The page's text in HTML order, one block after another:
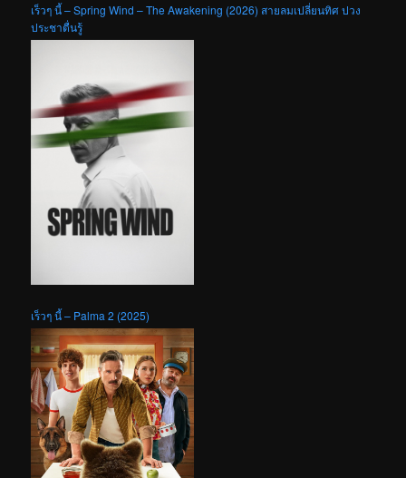
เร็วๆ นี้ – Spring Wind – The Awakening (2026) สายลมเปลี่ยนทิศ ปวง
ประชาตื่นรู้
เร็วๆ นี้ – Palma 2 (2025)